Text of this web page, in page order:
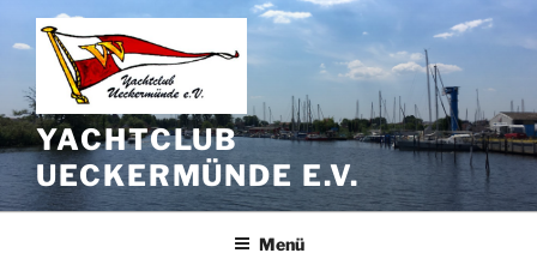
Zum
Inhalt
springen
YACHTCLUB
UECKERMÜNDE E.V.
Menü